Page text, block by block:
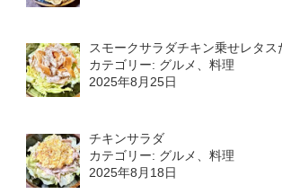
スモークサラダチキン乗せレタ
カテゴリー: グルメ、料理
2025年8月25日
チキンサラダ
カテゴリー: グルメ、料理
2025年8月18日